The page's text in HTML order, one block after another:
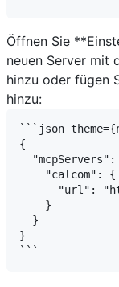
Öffnen Sie
neuen Server mit
hinzu oder fügen
hinzu:
```json
{
"mcpServers":
    "calcom": {
"url":
    }
  }
}